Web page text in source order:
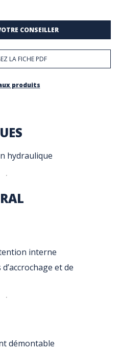
CONSEILLER
LA FICHE PDF
produits
hydraulique
interne
et de
démontable